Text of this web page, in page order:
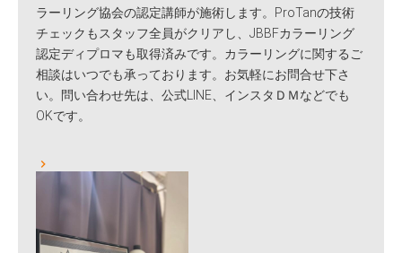
ラーリング協会の認定講師が施術します。ProTanの技術
チェックもスタッフ全員がクリアし、JBBFカラーリング
認定ディプロマも取得済みです。カラーリングに関するご
相談はいつでも承っております。お気軽にお問合せ下さ
い。問い合わせ先は、公式LINE、インスタＤＭなどでも
OKです。